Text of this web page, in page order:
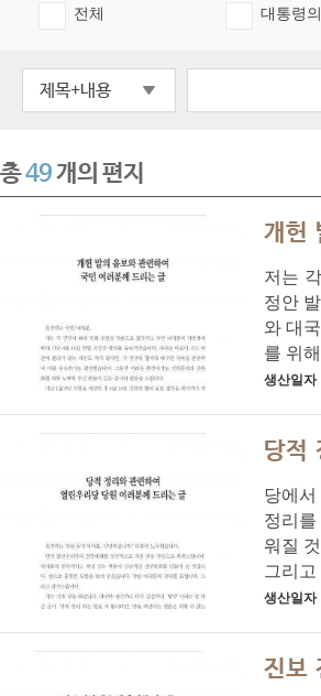
전체 대통령
제목+내용
총49개의 편지
개헌
저는
정안
와 대
를 위
생산일자
당적
당에
정리
워질
그리
생산일자
진보